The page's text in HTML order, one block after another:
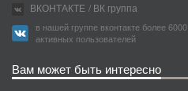
ВКОНТАКТЕ / ВК группа
в нашей группе вконтакте более 6000
активных пользователей
Вам может быть интересно